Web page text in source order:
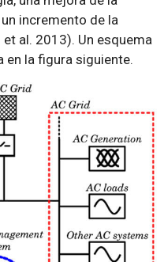
incremento de la
al. 2013). Un esquema
en la figura siguiente.